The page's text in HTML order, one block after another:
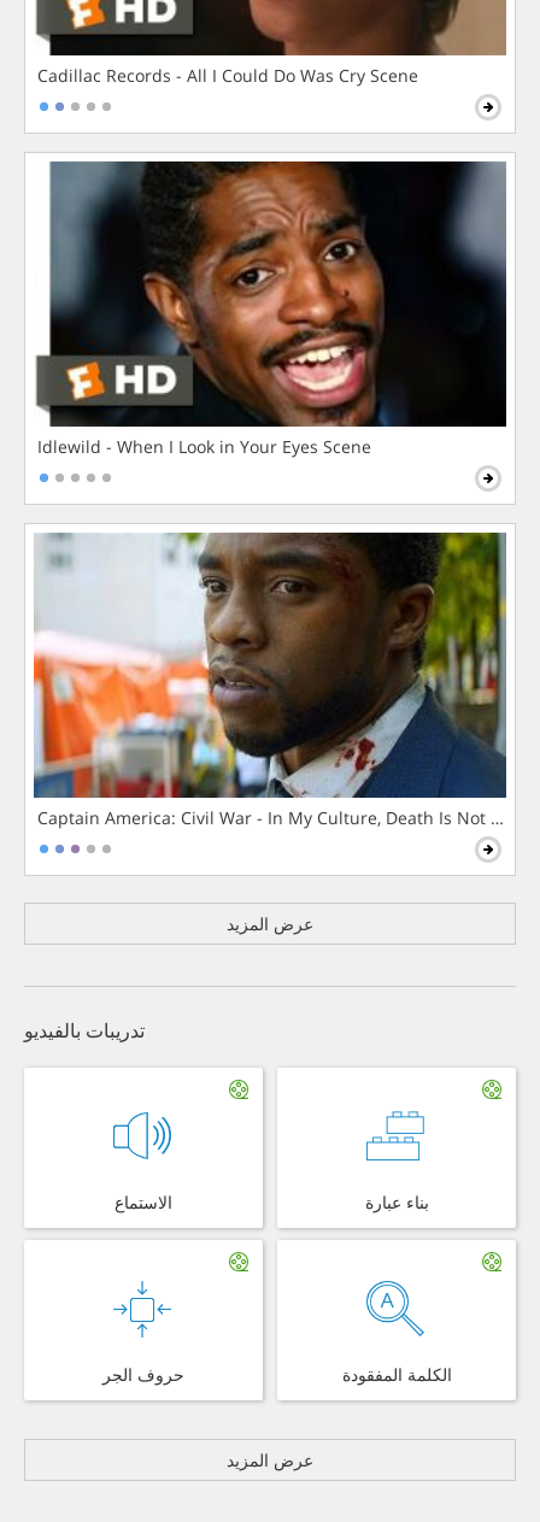
Cadillac Records - All I Could Do Was Cry Scene
Idlewild - When I Look in Your Eyes Scene
Captain America: Civil War - In My Culture, Death Is Not The
عرض المزيد
تدريبات بالفيديو
الاستماع بناء عبارة
حروف الجر الكلمة المفقودة
عرض المزيد